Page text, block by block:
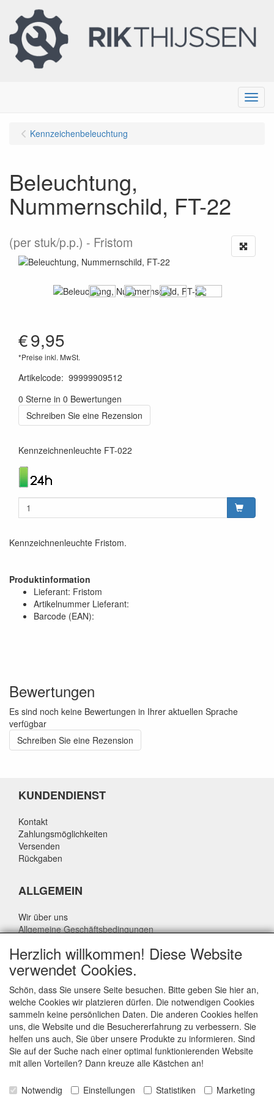
Menu
Kennzeichenbeleuchtung
Beleuchtung,
Nummernschild, FT-22
(per stuk/p.p.) Fristom
€9,95
*Preise inkl. MwSt.
Artikelcode: 99999909512
0 Sterne in 0 Bewertungen
Schreiben Sie eine Rezension
Kennzeichnenleuchte FT-022
Kennzeichnenleuchte Fristom.
Produktinformation
Lieferant: Fristom
Artikelnummer Lieferant:
Barcode (EAN):
Bewertungen
Es sind noch keine Bewertungen in Ihrer aktuellen Sprache
verfügbar
Schreiben Sie eine Rezension
KUNDENDIENST
Kontakt
Zahlungsmöglichkeiten
Versenden
Rückgaben
ALLGEMEIN
Wir über uns
Allgemeine Geschäftsbedingungen
Haftungsausschluss
Über Rik Thijssen
ALLGEMEIN
www.rikthijssenshop.nl
Logistik durch OTOPARTS BV
Herzlich willkommen! Diese Website
verwendet Cookies.
Schön, dass Sie unsere Seite besuchen. Bitte geben Sie hier an,
welche Cookies wir platzieren dürfen. Die notwendigen Cookies
sammeln keine persönlichen Daten. Die anderen Cookies helfen
uns, die Website und die Besuchererfahrung zu verbessern. Sie
helfen uns auch, Sie über unsere Produkte zu informieren. Sind
Sie auf der Suche nach einer optimal funktionierenden Website
mit allen Vorteilen? Dann kreuze alle Kästchen an!
Notwendig Einstellungen Statistiken Marketing